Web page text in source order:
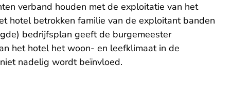
verband houden met de exploitatie van het
hotel betrokken familie van de exploitant banden
bedrijfsplan geeft de burgemeester
het hotel het woon- en leefklimaat in de
nadelig wordt beïnvloed.